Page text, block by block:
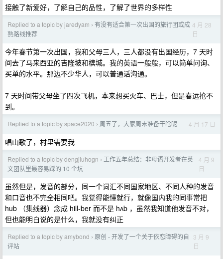
接触了新爱好，了解自己的品性，了解了世界的多样性
Replied to a topic by jaredyam › 有没有适合第一次出国的旅行团或成
熟路线推荐
4 月 28
日
今年春节第一次出国，我和父母三人，三人都没有出国经历，7 天时
间去了马来西亚的吉隆坡和槟城。我的英语一般般，可以简单问询、
买单的水平。那边不少华人，可以普通话沟通。
7 天时间带父母坐了四次飞机，本来想买火车、巴士，但是春运抢不
到。
Replied to a topic by space2020 › 周五了，大家周末准备干啥呢 4 月 17 日
唱山歌了，村里需要我
Replied to a topic by dengjiuhogn › 工作五年总结：非母语开发者在英
文团队里最容易踩的 10 个坑
4 月 9
日
虽然但是，发音的部分，同一个词汇不同国家地区、不同人种的发音
和口音也不完全相同吧。我觉得能懂就行，就像国内我的同事常把
hub （集线器）念成 hill-ber 而不是 hʌb ，虽然我知道他发音不对，
但也能明白说的是什么，我就没有纠正
Replied to a topic by amybond › 原创 - 开发了一个关于依恋障碍的自
评站
3 月 9
日